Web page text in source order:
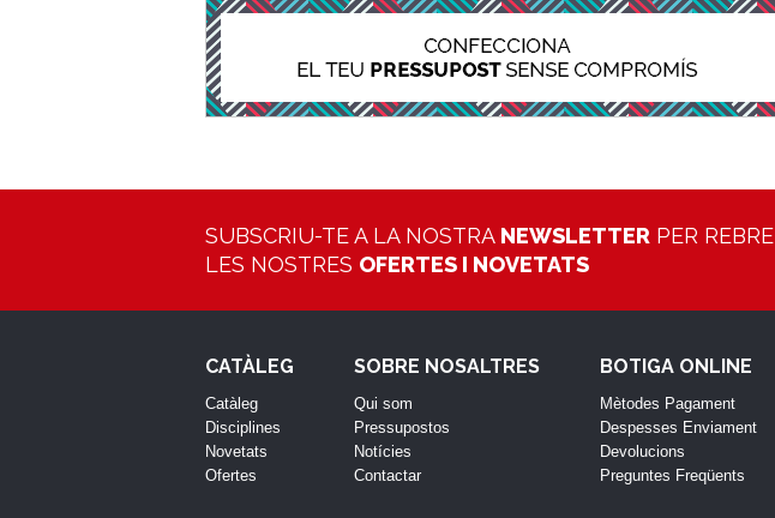
SUBSCRIU-TE A LA NOSTRA NEWSLETTER PER REBRE
LES NOSTRES OFERTES I NOVETATS
CATÀLEG
Catàleg
Disciplines
Novetats
Ofertes
SOBRE NOSALTRES
Qui som
Pressupostos
Notícies
Contactar
BOTIGA ONLINE
Mètodes Pagament
Despesses Enviament
Devolucions
Preguntes Freqüents